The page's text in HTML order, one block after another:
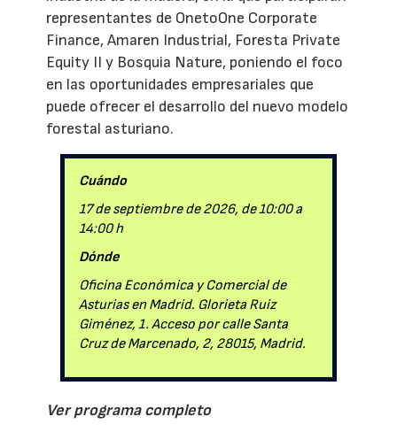
representantes de OnetoOne Corporate
Finance, Amaren Industrial, Foresta Private
Equity II y Bosquia Nature, poniendo el foco
en las oportunidades empresariales que
puede ofrecer el desarrollo del nuevo modelo
forestal asturiano.
Cuándo
17 de septiembre de 2026, de 10:00 a
14:00 h
Dónde
Oficina Económica y Comercial de
Asturias en Madrid. Glorieta Ruiz
Giménez, 1. Acceso por calle Santa
Cruz de Marcenado, 2, 28015, Madrid.
Ver programa completo